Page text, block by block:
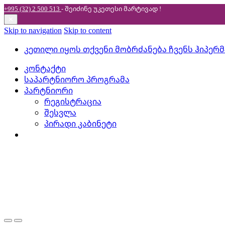
+995 (32) 2 500 513 - შეიძინე უკეთესიმარტივად !
Skip to navigation Skip to content
კეთილი იყოს თქვენი მობრძანება ჩვენს
კონტაქტი
საპარტნიორო პროგრამა
პარტნიორი
რეგისტრაცია
შესვლა
პირადი კაბინეტი